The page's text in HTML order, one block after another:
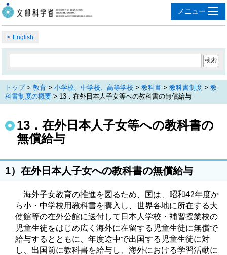
English
トップ> 教育 > 小学校、中学校、高等学校 > 教科書 > 教科書制度 > 教
科書制度の概要 > 13．在外日本人子女等への教科書の無償給与
13．在外日本人子女等への教科書の
無償給与
1）在外日本人子女への教科書の無償給与
海外子女教育の推進を図るため、国は、昭和42年度か
ら小・中学校用教科書を購入し、世界各地に所在する大
使館等の在外公館に送付して日本人学校・補習授業校の
児童生徒をはじめ広く海外に在留する児童生徒に無償で
給与するとともに、年度途中で出国する児童生徒に対
し、出国前に教科書を給与し、海外における学習活動に